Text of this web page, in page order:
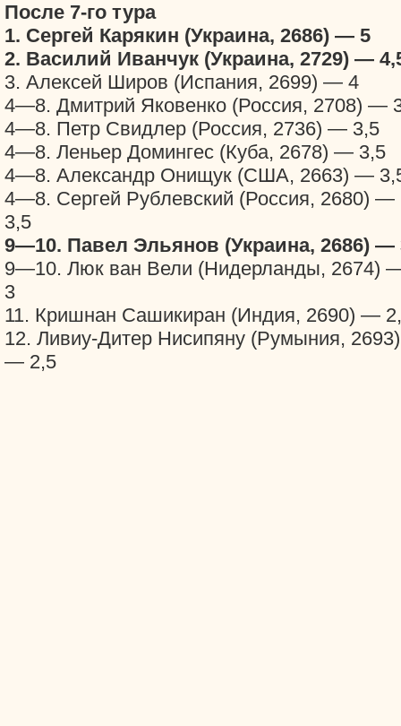
После 7-го тура
1. Сергей Карякин (Украина, 2686) — 5
2. Василий Иванчук (Украина, 2729) —
3. Алексей Широв (Испания, 2699) — 4
4—8. Дмитрий Яковенко (Россия, 2708) —
4—8. Петр Свидлер (Россия, 2736) — 3,5
4—8. Леньер Домингес (Куба, 2678) — 3,5
4—8. Александр Онищук (США, 2663) —
4—8. Сергей Рублевский (Россия, 2680) —
3,5
9—10. Павел Эльянов (Украина, 2686) —
9—10. Люк ван Вели (Нидерланды, 2674)
3
11. Кришнан Сашикиран (Индия, 2690) —
12. Ливиу-Дитер Нисипяну (Румыния, 2693)
— 2,5